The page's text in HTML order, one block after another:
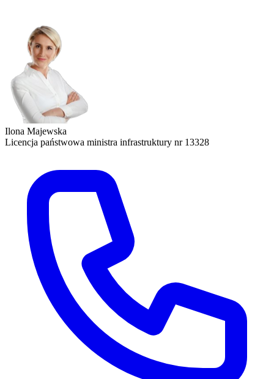
Ilona Majewska
Licencja państwowa ministra infrastruktury nr 13328